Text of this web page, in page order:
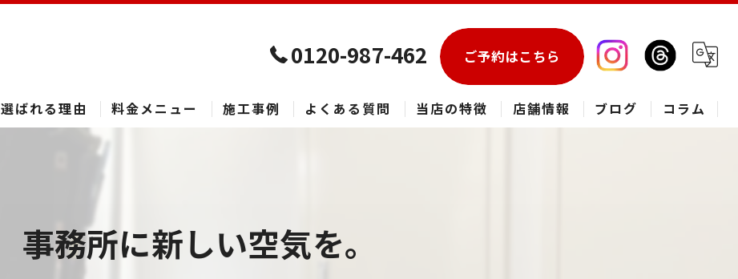
0120-987-462 ご予約はこちら
選ばれる理由 料金メニュー 施工事例 よくある質問 当店の特徴 店舗情報 ブログ コラム
事務所に新しい空気を。